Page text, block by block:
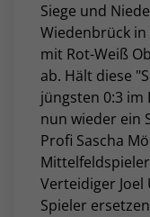
Siege und
Wiedenbrück
mit Rot-Weiß
ab. Hält diese
jüngsten 0:3 im
nun wieder ein
Profi Sascha
Mittelfeldspieler
Verteidiger
Spieler